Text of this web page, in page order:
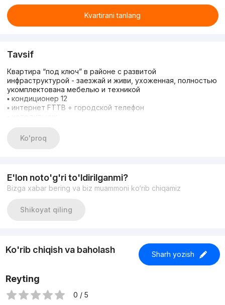
Kvartirani tanlang
Tavsif
Квартира “под ключ” в районе с развитой
инфраструктурой - заезжай и живи, ухоженная, полностью
укомплектована мебелью и техникой
▪ кондиционер 12
▪ интернет FTTB + городской телефон
▪ 2 телевизора (50″, 32″)
▪ полностью оборудованная кухня.
пешком. Зелёный и благоустроенный район.
Дополнительные преимущества:
Есть потенциал перепланировки в 3х комнатную!!!
Ko'proq
E'lon noto'g'ri to'ldirilganmi?
Bizga xabar bering va biz muammoni ko‘rib chiqamiz
Shikoyat qiling
Ko'rib chiqish va baholash Sharh yozish
Reyting
0 / 5